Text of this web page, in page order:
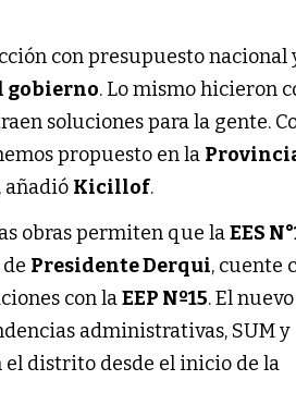
con presupuesto nacional
gobierno. Lo mismo hicieron
soluciones para la gente.
propuesto en la
añadió Kicillof.
obras permiten que laEES
Presidente Derqui, cuente
con laEEP Nº15. El nuevo
administrativas, SUM y
distrito desde el inicio de la